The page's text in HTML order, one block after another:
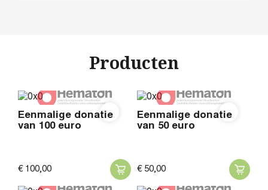
Producten
Eenmalige donatie
van 100 euro
€ 100,00
Eenmalige donatie
van 50 euro
€ 50,00